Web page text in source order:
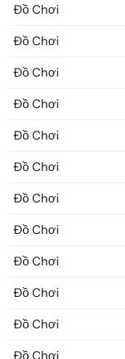
Đồ Chơi
Đồ Chơi
Đồ Chơi
Đồ Chơi
Đồ Chơi
Đồ Chơi
Đồ Chơi
Đồ Chơi
Đồ Chơi
Đồ Chơi
Đồ Chơi
Đồ Chơi